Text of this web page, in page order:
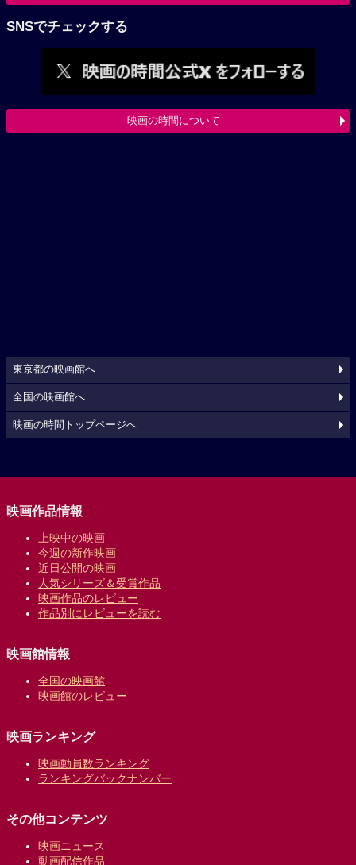
SNSでチェックする
映画の時間について
東京都の映画館へ
全国の映画館へ
映画の時間トップページへ
映画作品情報
上映中の映画
今週の新作映画
近日公開の映画
人気シリーズ＆受賞作品
映画作品のレビュー
作品別にレビューを読む
映画館情報
全国の映画館
映画館のレビュー
映画ランキング
映画動員数ランキング
ランキングバックナンバー
その他コンテンツ
映画ニュース
動画配信作品